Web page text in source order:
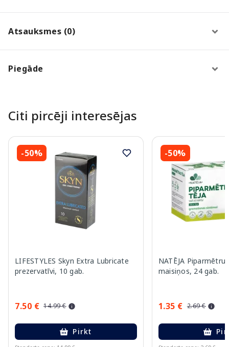
Atsauksmes (0)
Piegāde
Citi pircēji interesējas
-50%
LIFESTYLES Skyn Extra Lubricate
prezervatīvi, 10 gab.
7.50 € 14.99 €
Pirkt
-50%
NATĒJA
maisiņos, 24 gab.
1.35 € 2.69 €